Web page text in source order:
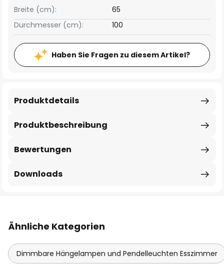
Breite (cm):
65
Durchmesser (cm):
100
Haben Sie Fragen zu diesem Artikel?
Produktbeschreibung
Produktdetails
Bewertungen
Downloads
Ähnliche Kategorien
Dimmbare Hängelampen und Pendelleuchten Esszimmer